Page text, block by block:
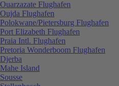
Ouarzazate Flughafen
Oujda Flughafen
Polokwane/Pietersburg Flughafen
Port Elizabeth Flughafen
Praia Intl. Flughafen
Pretoria Wonderboom Flughafen
Djerba
Mahe Island
Sousse